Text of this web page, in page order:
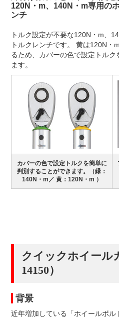
120N・m、140N・m専用の
ンチ
トルク設定が不要な120N・m、
トルクレンチです。 黄は120N・
るため、カバーの色で設定トルク
ます。
カバーの色で設定トルクを簡単に
判別することができます。（緑：
140N・m／ 黄：120N・m ）
クイックホイール
14150）
背景
近年増加している「ホイールボ